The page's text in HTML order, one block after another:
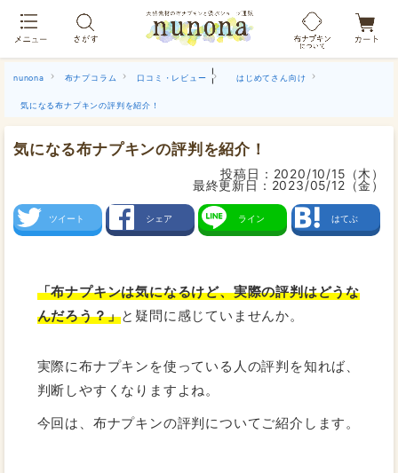
nunona 布ナプコラム 口コミ・レビュー | はじめてさん向け
気になる布ナプキンの評判を紹介！
気になる布ナプキンの評判を紹介！
投稿日： 2020/10/15（木）
最終更新日： 2023/05/12（金）
ツイート シェア ライン はてぶ
「布ナプキンは気になるけど、実際の評判はどうな
んだろう？」と疑問に感じていませんか。
実際に布ナプキンを使っている人の評判を知れば、
判断しやすくなりますよね。
今回は、布ナプキンの評判についてご紹介します。